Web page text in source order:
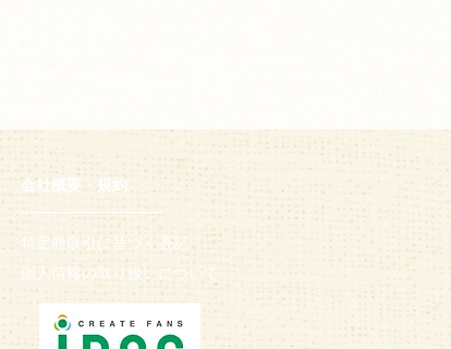
会社概要・規約
─────────────
特定商取引に基づく表記​
個人情報の取り扱いについて